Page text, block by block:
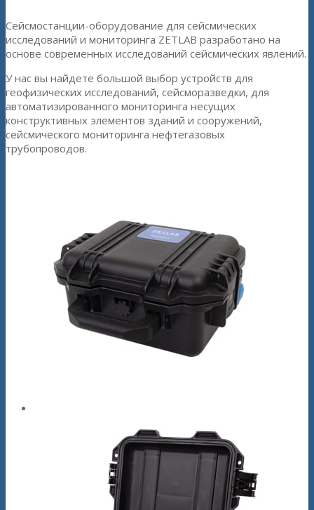
Сейсмостанции-оборудование для сейсмических
исследований и мониторинга ZETLAB разработано на
основе современных исследований сейсмических явлений.
У нас вы найдете большой выбор устройств для
геофизических исследований, сейсморазведки, для
автоматизированного мониторинга несущих
конструктивных элементов зданий и сооружений,
сейсмического мониторинга нефтегазовых
трубопроводов.